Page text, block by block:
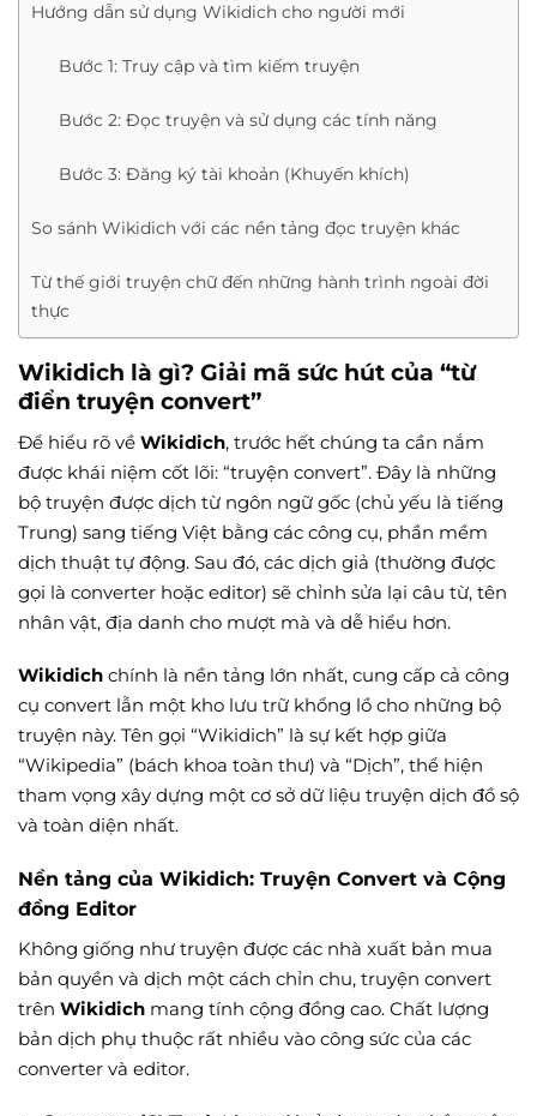
Hướng dẫn sử dụng Wikidich cho người mới
Bước 1: Truy cập và tìm kiếm truyện
Bước 2: Đọc truyện và sử dụng các tính năng
Bước 3: Đăng ký tài khoản (Khuyến khích)
So sánh Wikidich với các nền tảng đọc truyện khác
Từ thế giới truyện chữ đến những hành trình ngoài đời
thực
Wikidich là gì? Giải mã sức hút của “từ
điển truyện convert”
Để hiểu rõ về Wikidich, trước hết chúng ta cần nắm
được khái niệm cốt lõi: “truyện convert”. Đây là những
bộ truyện được dịch từ ngôn ngữ gốc (chủ yếu là tiếng
Trung) sang tiếng Việt bằng các công cụ, phần mềm
dịch thuật tự động. Sau đó, các dịch giả (thường được
gọi là converter hoặc editor) sẽ chỉnh sửa lại câu từ, tên
nhân vật, địa danh cho mượt mà và dễ hiểu hơn.
Wikidich chính là nền tảng lớn nhất, cung cấp cả công
cụ convert lẫn một kho lưu trữ khổng lồ cho những bộ
truyện này. Tên gọi “Wikidich” là sự kết hợp giữa
“Wikipedia” (bách khoa toàn thư) và “Dịch”, thể hiện
tham vọng xây dựng một cơ sở dữ liệu truyện dịch đồ sộ
và toàn diện nhất.
Nền tảng của Wikidich: Truyện Convert và Cộng
đồng Editor
Không giống như truyện được các nhà xuất bản mua
bản quyền và dịch một cách chỉn chu, truyện convert
trên Wikidich mang tính cộng đồng cao. Chất lượng
bản dịch phụ thuộc rất nhiều vào công sức của các
converter và editor.